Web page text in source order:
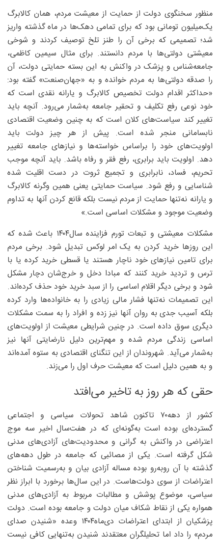
منظور سخنگوی دولت از حمایت از معیشت مردم، همان کالابرگ
یک‌میلیون تومانی بود که برای تمامی دهک‌ها در ماه گذشته واریز
شد؛ تصمیمی که برخی آن را طنز تلخ توصیف کردند و شوخی
معیشتی دولتی‌ها با مردم دانستند. برای مثال سیمین کاظمی،
جامعه‌شناس و پزشک در واکنش به این بسته حمایتی دولت، آن
را صدقه دولتی‌ها به مردم خوانده و به «جهان‌صنعت» گفته بود:
«حداکثر اقدام دولت تخصیص کالابرگ و یارانه نقدی است که
خود نوعی رفع تکلیف و تحقیر جامعه به‌شمار می‌رود. آنچه باید
تغییر کند سیاست‌های کلان است که به چنین وضعیت اقتصادی
نابسامانی منجر شده است. پیش از هر چیز دولت باید
اولویت‌های خود را براساس خواسته‌ها و نیازهای جامعه تغییر
دهد. اولویت باید برابری، رفع فقر و رفاه باشد. باید آنچه موجب
تحریم، فساد، نابرابری و تجمیع ثروت در دست اقلیت شده
شناسایی و رفع شود. سیاست حمایتی یعنی همین وگرنه کالابرگ
و یارانه نه‌تنها حمایت از مردم نیست بلکه قانع کردن آنها به تداوم
وضعیت موجود و مشکلات اساسی است.»
مشکلات معیشتی و تبعات تورم فزاینده سال۱۴۰۴ باعث شده که
این روزها خرید کردن به یک امر لوکس تبدیل شود. برخی مردم
برای تامین نیازهای خود ناچار هستند یا قسطی خرید کرده یا با
ترس و تردید خرید کنند که مبادا دخل و خرج‌شان دچار مشکل
شود و برخی دیگر اقلام اساسی را از سبد خرید خود حذف کرده‌اند.
این تصمیمات نه‌تنها فشار مالی زیادی را به خانواده‌ها وارد کرده
بلکه آسیب جدی به روان آنها نیز زده و افراد را به سمت مشکلات
دیگری سوق داده است. در چنین شرایطی معیشت از اولویت‌های
اساسی زندگی مردم شده و مهم‌ترین دلیل نارضایتی آنها نیز
به‌شمار می‌آید. شهروندان از این تنگنای اقتصادی به ستوه آمده‌اند
و به همین دلیل است که معیشت حرف اول را می‌زند.
حقی که هر روز به تاخیر می‌افتد
کشور از دهه۷۰ تاکنون شاهد تحولات سیاسی و اجتماعی
گسترده‌ای بوده است به‌گونه‌ای که در هفت‌سال اخیر سه موج
اعتراضی در واکنش به گرانی و محدودیت‌های آزادی‌های مدنی
شکل گرفته است. یکی از مصائبی که جامعه در طول دهه‌های
گذشته با آن روبه‌رو بوده مساله آزادی بیان و به‌رسمیت شناختن
اعتراضات از سوی دولت‌هاست. در این سال‌ها برخورد با ابراز نظر
سیاسی، موضوع پوشش و مطالبات مربوط به آزادی‌های مدنی
همواره یکی از نقاط شکاف میان دولت و جامعه بوده است. دولت
پزشکیان از ابتدای اعتراضات دی‌ماه۱۴۰۴ وعده «شنیدن صدای
مردم» را داد اما تحلیلگران معتقدند شنیدن به‌تنهایی کافی نیست